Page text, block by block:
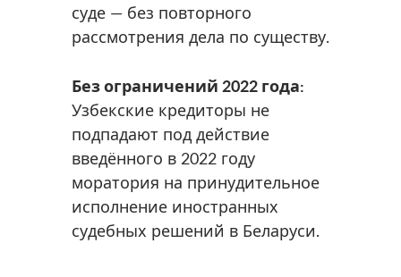
суде — без повторного
рассмотрения дела по существу.
Без ограничений 2022 года:
Узбекские кредиторы не
подпадают под действие
введённого в 2022 году
моратория на принудительное
исполнение иностранных
судебных решений в Беларуси.